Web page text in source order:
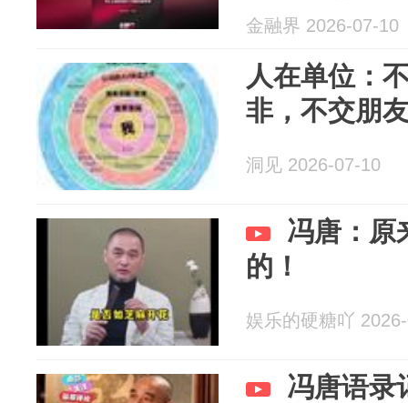
悲
金融界 2026-07-10
人在单位：
非，不交朋
洞见 2026-07-10
冯唐：原
的！
娱乐的硬糖吖
冯唐语录